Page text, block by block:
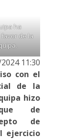
ha
de la
11:30
con el
de la
hizo
de
de
ejercicio